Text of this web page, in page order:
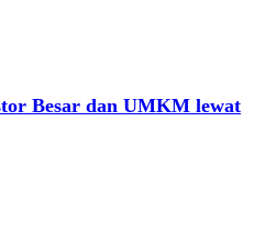
Besar dan UMKM lewat